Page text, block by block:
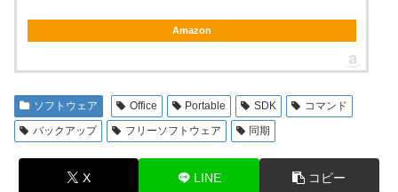
Amazon
ソフトウェア Office Portable SDK
コマンド
バックアップ
フリーソフトウェア 同期
X LINE コピー